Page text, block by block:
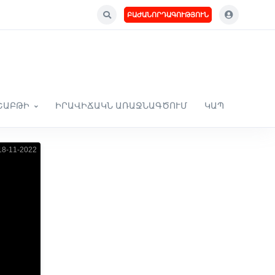
ԲԱԺԱՆՈՐԴԱԳՈՒԹՅՈՒՆ
ԻՐԱՎԻՃԱԿՆ ԱՌԱՋՆԱԳԾՈՒՄ ԿԱՊ
11-2022